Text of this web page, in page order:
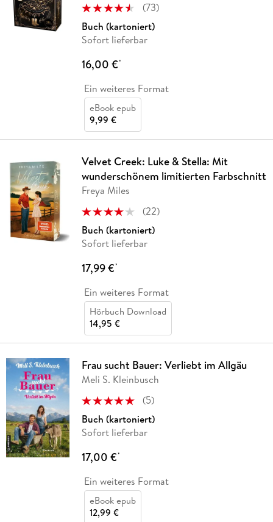
(73)
Buch (kartoniert)
Sofort lieferbar
16,00 €*
Ein weiteres Format
eBook epub
9,99 €
Velvet Creek: Luke & Stella: Mit
wunderschönem limitierten Farbschnitt
Freya Miles
(22)
Buch (kartoniert)
Sofort lieferbar
17,99 €*
Ein weiteres Format
Hörbuch Download
14,95 €
Frau sucht Bauer: Verliebt im Allgäu
Meli S. Kleinbusch
(5)
Buch (kartoniert)
Sofort lieferbar
17,00 €*
Ein weiteres Format
eBook epub
12,99 €